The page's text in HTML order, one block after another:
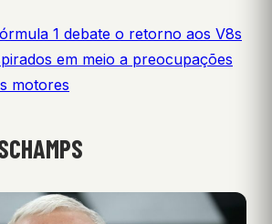
1 debate o retorno aos V8s
em meio a preocupações
motores